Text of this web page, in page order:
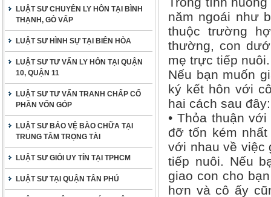
LUẬT SƯ CHUYÊN LY HÔN TẠI BÌNH
THẠNH, GÒ VẤP
LUẬT SƯ HÌNH SỰ TẠI BIÊN HÒA
LUẬT SƯ TƯ VẤN LY HÔN TẠI QUẬN
10, QUẬN 11
LUẬT SƯ TƯ VẤN TRANH CHẤP CỐ
PHẦN VỐN GÓP
LUẬT SƯ BẢO VỆ BÀO CHỮA TẠI
TRUNG TÂM TRỌNG TÀI
LUẬT SƯ GIỎI UY TÍN TẠI TPHCM
LUẬT SƯ TẠI QUẬN TÂN PHÚ
năm ngoái như
thuộc trường
thường, con
mẹ trực tiếp nuôi.
Nếu bạn muốn
ký kết hôn với
hai cách sau đây:
• Thỏa thuận
đỡ tốn kém
với nhau về việc
tiếp nuôi. Nếu
giao con cho
hơn và cô ấy